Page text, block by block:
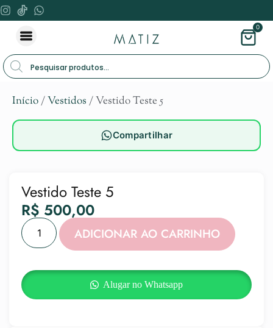
0
Início/Vestidos / Vestido Teste 5
Compartilhar
Vestido Teste 5
R$ 500,00
ADICIONAR AO CARRINHO
Alugar no Whatsapp